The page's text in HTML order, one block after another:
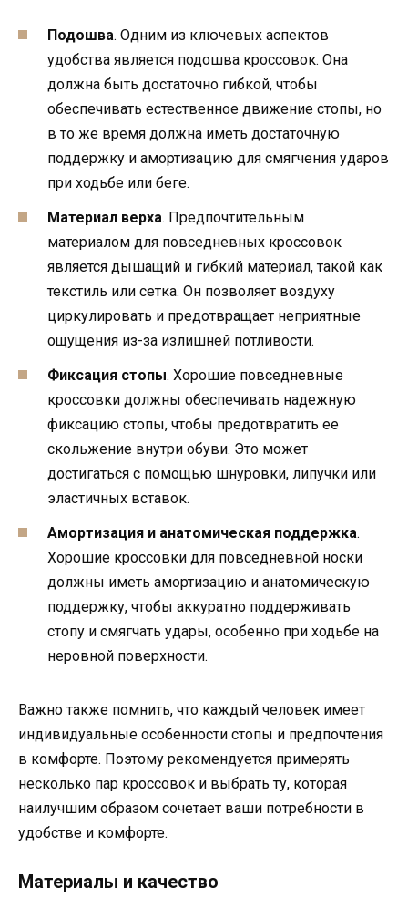
Подошва. Одним из ключевых аспектов
удобства является подошва кроссовок. Она
должна быть достаточно гибкой, чтобы
обеспечивать естественное движение стопы, но
в то же время должна иметь достаточную
поддержку и амортизацию для смягчения ударов
при ходьбе или беге.
Материал верха. Предпочтительным
материалом для повседневных кроссовок
является дышащий и гибкий материал, такой как
текстиль или сетка. Он позволяет воздуху
циркулировать и предотвращает неприятные
ощущения из-за излишней потливости.
Фиксация стопы. Хорошие повседневные
кроссовки должны обеспечивать надежную
фиксацию стопы, чтобы предотвратить ее
скольжение внутри обуви. Это может
достигаться с помощью шнуровки, липучки или
эластичных вставок.
Амортизация и анатомическая поддержка.
Хорошие кроссовки для повседневной носки
должны иметь амортизацию и анатомическую
поддержку, чтобы аккуратно поддерживать
стопу и смягчать удары, особенно при ходьбе на
неровной поверхности.
Важно также помнить, что каждый человек имеет
индивидуальные особенности стопы и предпочтения
в комфорте. Поэтому рекомендуется примерять
несколько пар кроссовок и выбрать ту, которая
наилучшим образом сочетает ваши потребности в
удобстве и комфорте.
Материалы и качество